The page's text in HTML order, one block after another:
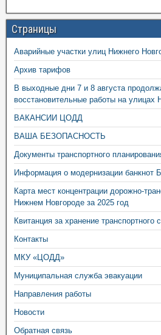
Страницы
Аварийные участки улиц Нижнего
Архив тарифов
В выходные дни 7 и 8 августа
восстановительные работы на улицах
ВАКАНСИИ ЦОДД
ВАША БЕЗОПАСНОСТЬ
Документы транспортного
Информация о модернизации банкнот
Карта мест концентрации дорожно-
Нижнем Новгороде за 2025 год
Квитанция за хранение транспортного
Контакты
МКУ «ЦОДД»
Муниципальная служба эвакуации
Направления работы
Новости
Обратная связь